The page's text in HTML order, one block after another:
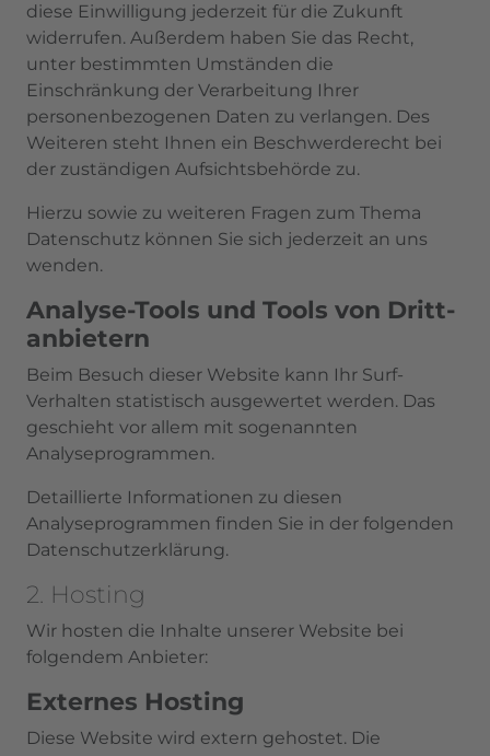
diese Einwilligung jederzeit für die Zukunft
widerrufen. Außerdem haben Sie das Recht,
unter bestimmten Umständen die
Einschränkung der Verarbeitung Ihrer
personenbezogenen Daten zu verlangen. Des
Weiteren steht Ihnen ein Beschwerderecht bei
der zuständigen Aufsichtsbehörde zu.
Hierzu sowie zu weiteren Fragen zum Thema
Datenschutz können Sie sich jederzeit an uns
wenden.
Analyse-Tools und Tools von Dritt­
anbietern
Beim Besuch dieser Website kann Ihr Surf-
Verhalten statistisch ausgewertet werden. Das
geschieht vor allem mit sogenannten
Analyseprogrammen.
Detaillierte Informationen zu diesen
Analyseprogrammen finden Sie in der folgenden
Datenschutzerklärung.
2. Hosting
Wir hosten die Inhalte unserer Website bei
folgendem Anbieter:
Externes Hosting
Diese Website wird extern gehostet. Die